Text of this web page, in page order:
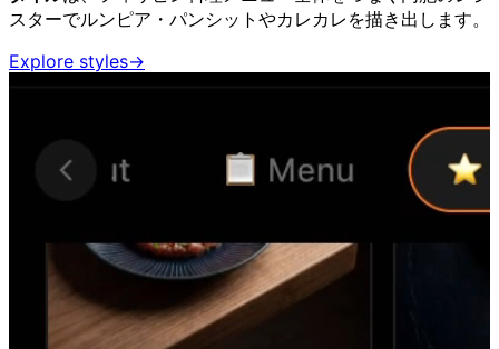
スターでルンピア・パンシットやカレカレを描き出します。
Explore styles→